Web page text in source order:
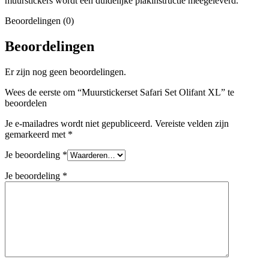
Beoordelingen (0)
Beoordelingen
Er zijn nog geen beoordelingen.
Wees de eerste om “Muurstickerset Safari Set Olifant XL” te
beoordelen
Je e-mailadres wordt niet gepubliceerd. Vereiste velden zijn
gemarkeerd met *
Je beoordeling *
Je beoordeling *